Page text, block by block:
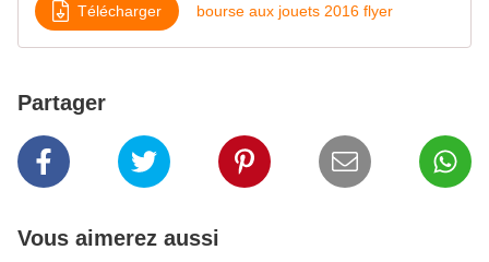
Télécharger bourse aux jouets 2016 flyer
Partager
Vous aimerez aussi